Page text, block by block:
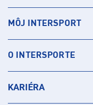
MÔJ INTERSPORT
O INTERSPORTE
KARIÉRA